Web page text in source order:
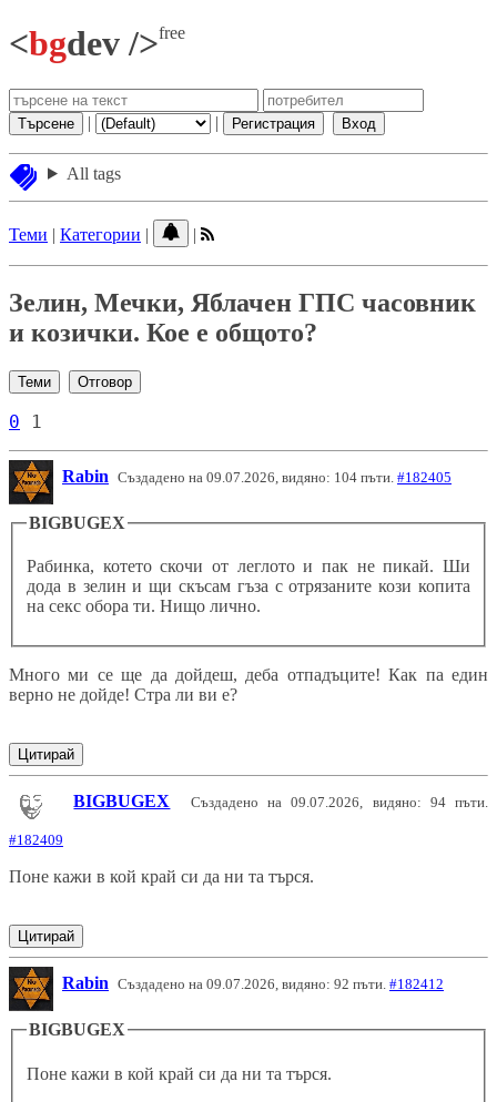
<bgdev />free
Търсене | | Регистрация Вход
All tags
Теми | Категории | |
Зелин, Мечки, Яблачен ГПС часовник
и козички. Кое е общото?
Теми Отговор
0 1
Rabin Създадено на 09.07.2026, видяно: 104 пъти. #182405
BIGBUGEX
Рабинка, котето скочи от леглото и пак не пикай. Ши
дода в зелин и щи скъсам гъза с отрязаните кози копита
на секс обора ти. Нищо лично.
Много ми се ще да дойдеш, деба отпадъците! Как па един
верно не дойде! Стра ли ви е?
Цитирай
BIGBUGEX Създадено на 09.07.2026, видяно: 94 пъти.
#182409
Поне кажи в кой край си да ни та търся.
Цитирай
Rabin Създадено на 09.07.2026, видяно: 92 пъти. #182412
BIGBUGEX
Поне кажи в кой край си да ни та търся.